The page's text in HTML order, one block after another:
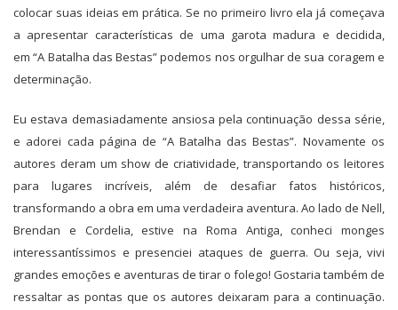
colocar suas ideias em prática. Se no primeiro livro ela já começava
a apresentar características de uma garota madura e decidida,
em “A Batalha das Bestas” podemos nos orgulhar de sua coragem e
determinação.
Eu estava demasiadamente ansiosa pela continuação dessa série,
e adorei cada página de “A Batalha das Bestas”. Novamente os
autores deram um show de criatividade, transportando os leitores
para lugares incríveis, além de desafiar fatos históricos,
transformando a obra em uma verdadeira aventura. Ao lado de Nell,
Brendan e Cordelia, estive na Roma Antiga, conheci monges
interessantíssimos e presenciei ataques de guerra. Ou seja, vivi
grandes emoções e aventuras de tirar o folego! Gostaria também de
ressaltar as pontas que os autores deixaram para a continuação.